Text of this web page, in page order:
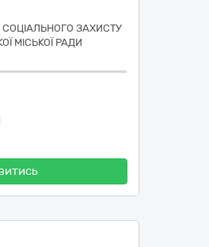
СОЦІАЛЬНОГО ЗАХИСТУ
МІСЬКОЇ РАДИ